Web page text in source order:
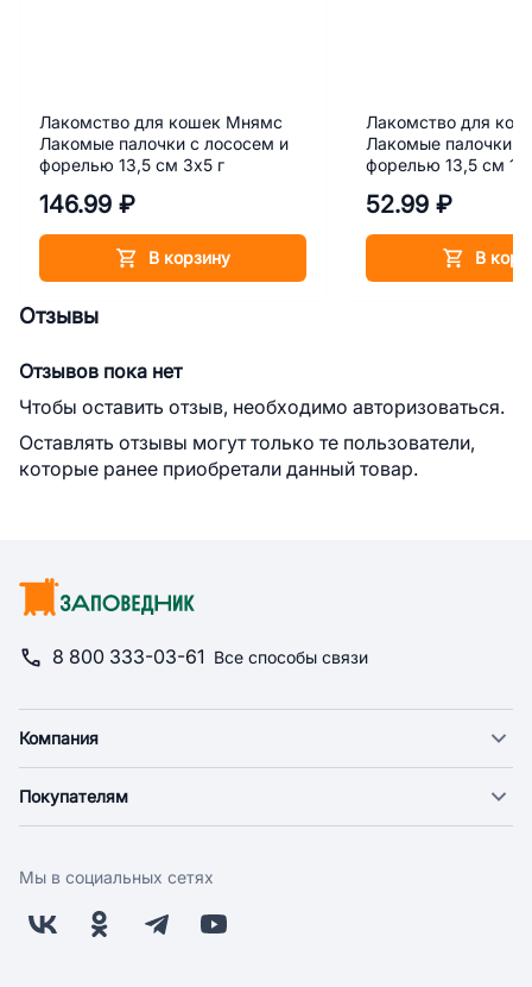
Лакомство для кошек Мнямс
Лакомые палочки с лососем и
форелью 13,5 см 3х5 г
146.99 ₽
В корзину
Лакомство для
Лакомые палочки с
форелью 13,5 см 1
52.99 ₽
В
Отзывы
Отзывов пока нет
Чтобы оставить отзыв, необходимо авторизоваться.
Оставлять отзывы могут только те пользователи,
которые ранее приобретали данный товар.
8 800 333-03-61 Все способы связи
Компания
Новости
Поставщикам
Заводчикам
Покупателям
Оплата
Бонусная программа
Мы в социальных сетях